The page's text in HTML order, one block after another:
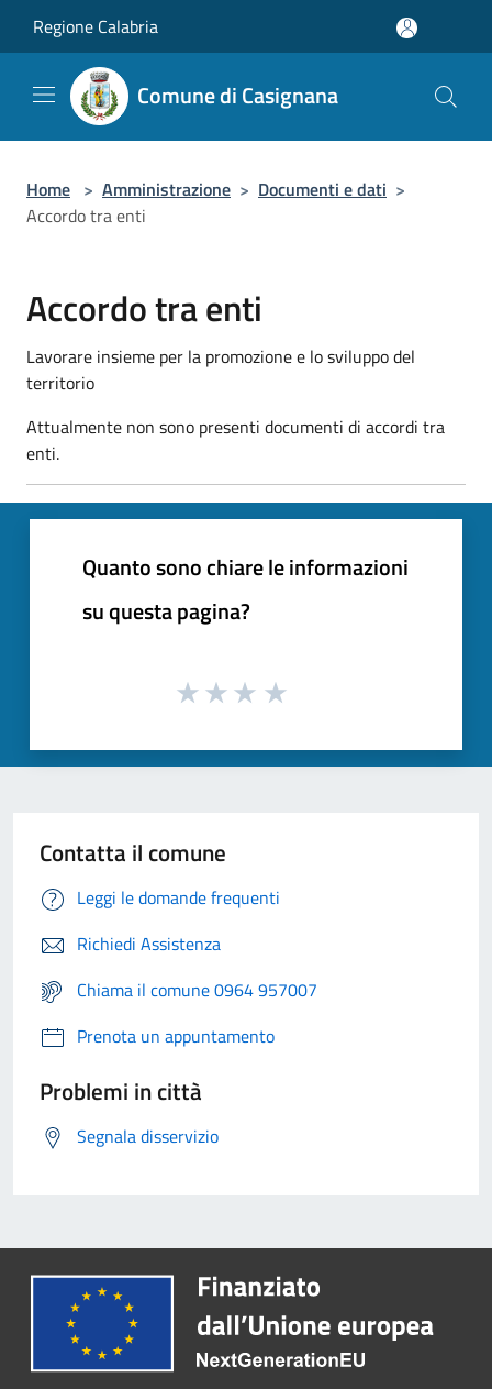
Regione Calabria
Comune di Casignana
Home > Amministrazione > Documenti e dati >
Accordo tra enti
Accordo tra enti
Lavorare insieme per la promozione e lo sviluppo del
territorio
Attualmente non sono presenti documenti di accordi tra
enti.
Quanto sono chiare le informazioni
su questa pagina?
Contatta il comune
Leggi le domande frequenti
Richiedi Assistenza
Chiama il comune 0964 957007
Prenota un appuntamento
Problemi in città
Segnala disservizio